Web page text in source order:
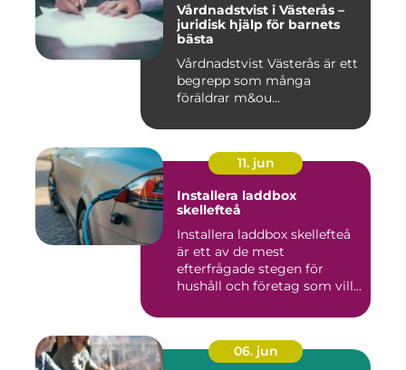
Vårdnadstvist i Västerås –
juridisk hjälp för barnets
bästa
Vårdnadstvist Västerås är ett
begrepp som många
föräldrar m&ou...
11. jun
Installera laddbox
skellefteå
Installera laddbox skellefteå
är ett av de mest
efterfrågade stegen för
hushåll och företag som vill...
06. jun